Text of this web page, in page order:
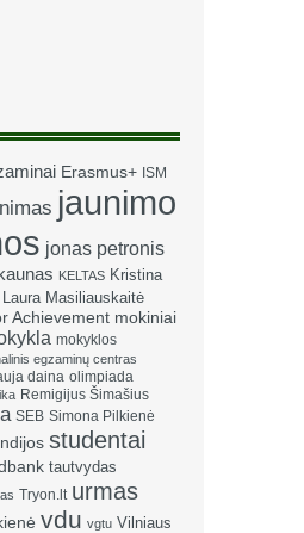
Erasmus+ ISM
jaunimo
jonas petronis
KELTAS Kristina
Laura Masiliauskaitė
Achievement mokiniai
mokyklos
egzaminų centras
daina olimpiada
Remigijus Šimašius
SEB Simona Pilkienė
studentai
tautvydas
Tryon.lt urmas
vdu vgtu Vilniaus